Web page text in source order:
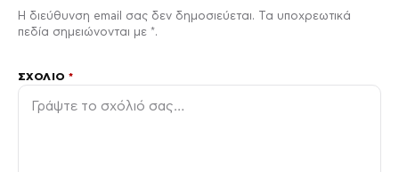
Η διεύθυνση email σας δεν δημοσιεύεται. Τα υποχρεωτικά
πεδία σημειώνονται με *.
ΣΧΌΛΙΟ*